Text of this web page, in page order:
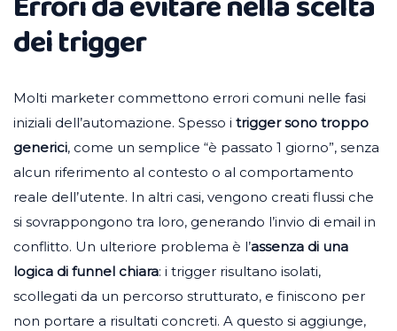
dei trigger
Molti marketer commettono errori comuni nelle fasi
iniziali dell’automazione. Spesso i trigger sono troppo
generici, come un semplice “è passato 1 giorno”, senza
alcun riferimento al contesto o al comportamento
reale dell’utente. In altri casi, vengono creati flussi che
si sovrappongono tra loro, generando l’invio di email in
conflitto. Un ulteriore problema è l’assenza di una
logica di funnel chiara: i trigger risultano isolati,
scollegati da un percorso strutturato, e finiscono per
non portare a risultati concreti. A questo si aggiunge,